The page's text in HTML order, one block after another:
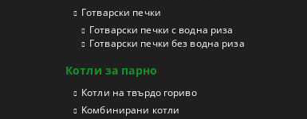
Готварски печки
Готварски печки с водна риза
Готварски печки без водна риза
Котли за парно
Котли на твърдо гориво
Kомбинирани котли